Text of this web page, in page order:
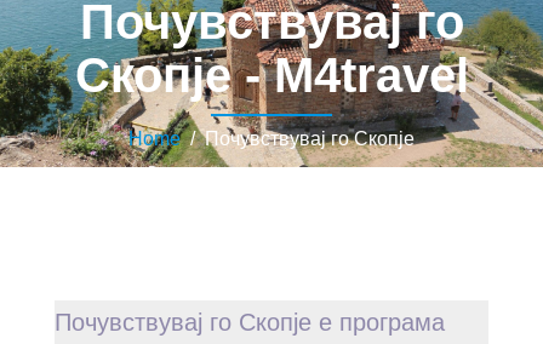
Почувствувај го
Скопје - M4travel
Home/ Почувствувај го Скопје
Почувствувај го Скопје е програма